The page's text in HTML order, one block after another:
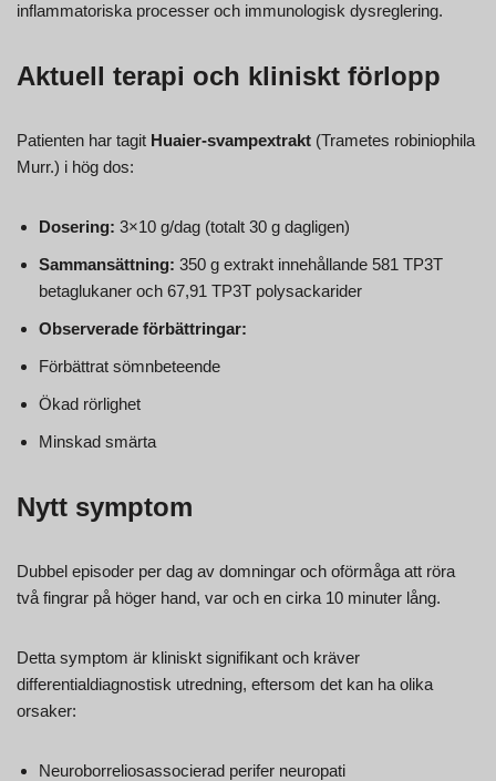
inflammatoriska processer och immunologisk dysreglering.
Aktuell terapi och kliniskt förlopp
Patienten har tagit Huaier-svampextrakt (Trametes robiniophila
Murr.) i hög dos:
Dosering: 3×10 g/dag (totalt 30 g dagligen)
Sammansättning: 350 g extrakt innehållande 581 TP3T
betaglukaner och 67,91 TP3T polysackarider
Observerade förbättringar:
Förbättrat sömnbeteende
Ökad rörlighet
Minskad smärta
Nytt symptom
Dubbel episoder per dag av domningar och oförmåga att röra
två fingrar på höger hand, var och en cirka 10 minuter lång.
Detta symptom är kliniskt signifikant och kräver
differentialdiagnostisk utredning, eftersom det kan ha olika
orsaker:
Neuroborreliosassocierad perifer neuropati